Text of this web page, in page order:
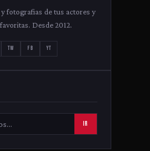
fotografias de tus actores y
Desde 2012.
TW FB YT
IR